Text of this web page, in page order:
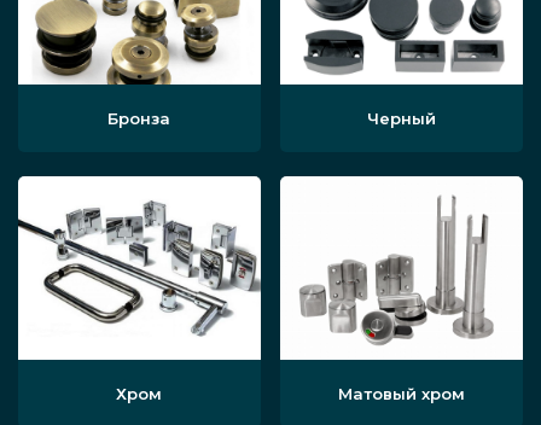
Бронза Черный
Хром Матовый хром